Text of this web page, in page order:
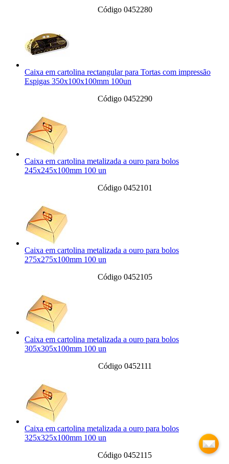
Código 0452280
Caixa em cartolina rectangular para Tortas com impressão
Espigas 350x100x100mm 100un
Código 0452290
Caixa em cartolina metalizada a ouro para bolos
245x245x100mm 100 un
Código 0452101
Caixa em cartolina metalizada a ouro para bolos
275x275x100mm 100 un
Código 0452105
Caixa em cartolina metalizada a ouro para bolos
305x305x100mm 100 un
Código 0452111
Caixa em cartolina metalizada a ouro para bolos
325x325x100mm 100 un
Código 0452115